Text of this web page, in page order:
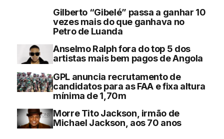
Gilberto “Gibelé” passa a ganhar 10
vezes mais do que ganhava no
Petro de Luanda
Anselmo Ralph fora do top 5 dos
artistas mais bem pagos de Angola
GPL anuncia recrutamento de
candidatos para as FAA e fixa altura
mínima de 1,70m
Morre Tito Jackson, irmão de
Michael Jackson, aos 70 anos